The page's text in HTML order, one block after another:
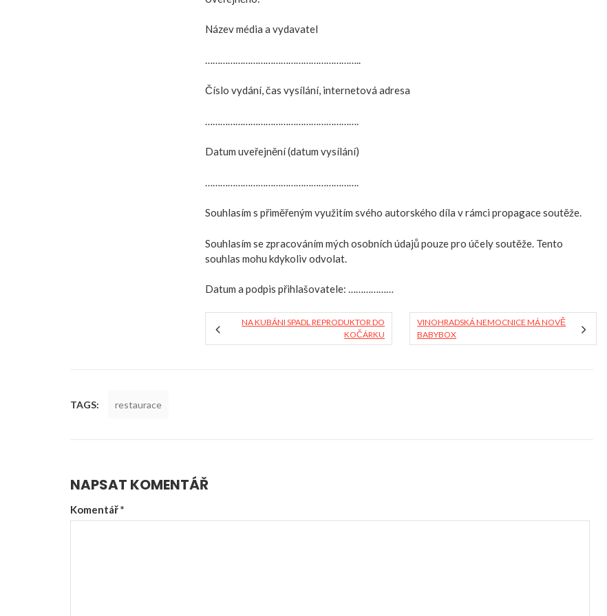
Název média a vydavatel
Číslo vydání, čas vysílání, internetová adresa
Datum uveřejnění (datum vysílání)
Souhlasím s přiměřeným využitím svého autorského díla v rámci propagace soutěže.
Souhlasím se zpracováním mých osobních údajů pouze pro účely soutěže. Tento
souhlas mohu kdykoliv odvolat.
Datum a podpis přihlašovatele: ………………
NA KUBÁNI SPADL REPRODUKTOR DO
KOČÁRKU
VINOHRADSKÁ NEMOCNICE MÁ NOVĚ
BABYBOX
TAGS: restaurace
NAPSAT KOMENTÁŘ
Komentář*